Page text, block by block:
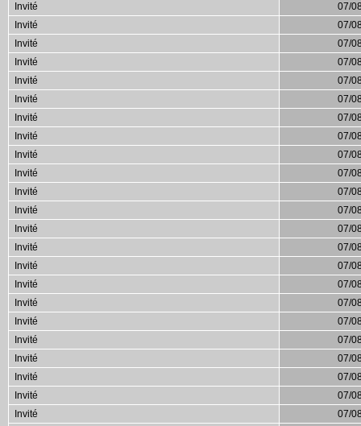
Invité
07/
Invité
07/
Invité
07/
Invité
07/
Invité
07/
Invité
07/
Invité
07/
Invité
07/
Invité
07/
Invité
07/
Invité
07/
Invité
07/
Invité
07/
Invité
07/
Invité
07/
Invité
07/
Invité
07/
Invité
07/
Invité
07/
Invité
07/
Invité
07/
Invité
07/
Invité
07/